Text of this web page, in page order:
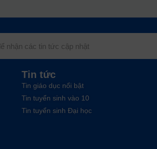
Tin tức
Tin giáo dục nổi bật
Tin tuyển sinh vào 10
Tin tuyển sinh Đại học